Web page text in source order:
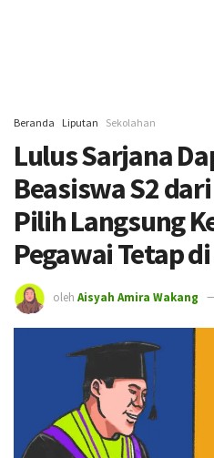
Beranda Liputan Sekolahan
Lulus Sarjana
Beasiswa S2
Pilih Langsung
Pegawai Tetap
oleh Aisyah Amira Wakang